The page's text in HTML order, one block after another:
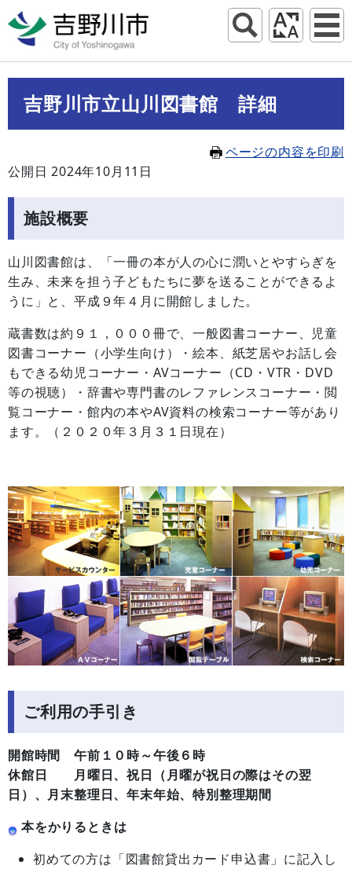
吉野川市立山川図書館 詳細
ページの内容を印刷
公開日 2024年10月11日
施設概要
山川図書館は、「一冊の本が人の心に潤いとやすらぎを
生み、未来を担う子どもたちに夢を送ることができるよ
うに」と、平成９年４月に開館しました。
蔵書数は約９１，０００冊で、一般図書コーナー、児童
図書コーナー（小学生向け）・絵本、紙芝居やお話し会
もできる幼児コーナー・AVコーナー（CD・VTR・DVD
等の視聴）・辞書や専門書のレファレンスコーナー・閲
覧コーナー・館内の本やAV資料の検索コーナー等があり
ます。（２０２０年３月３１日現在）
ご利用の手引き
開館時間 午前１０時～午後６時
休館日 月曜日、祝日（月曜が祝日の際はその翌
日）、月末整理日、年末年始、特別整理期間
本をかりるときは
初めての方は「図書館貸出カード申込書」に記入し